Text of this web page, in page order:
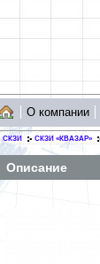
О компании
СКЗИ СКЗИ «КВАЗАР»
Описание